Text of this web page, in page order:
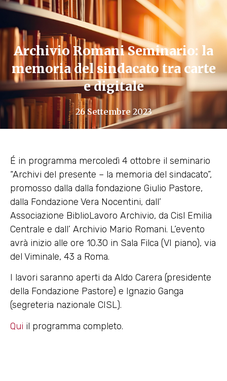
Archivio Romani Seminario: la
memoria del sindacato tra carte
e digitale
26 Settembre 2023
É in programma mercoledì 4 ottobre il seminario
“Archivi del presente – la memoria del sindacato”,
promosso dalla dalla fondazione Giulio Pastore,
dalla Fondazione Vera Nocentini, dall’
Associazione BiblioLavoro Archivio, da Cisl Emilia
Centrale e dall’ Archivio Mario Romani. L’evento
avrà inizio alle ore 10.30 in Sala Filca (VI piano), via
del Viminale, 43 a Roma.
I lavori saranno aperti da Aldo Carera (presidente
della Fondazione Pastore) e Ignazio Ganga
(segreteria nazionale CISL).
Qui il programma completo.